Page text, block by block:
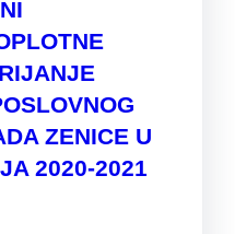
ZENICE U
2020-2021